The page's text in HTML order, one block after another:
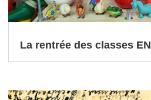
La rentrée des classes EN